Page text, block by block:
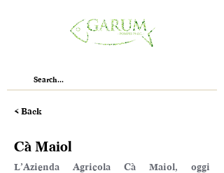
< Back
Cà Maiol
L’Azienda Agricola Cà Maiol, oggi